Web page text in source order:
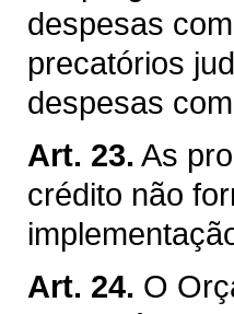
despesas
precatórios
despesas
Art. 23. As
crédito não
Art. 24. O